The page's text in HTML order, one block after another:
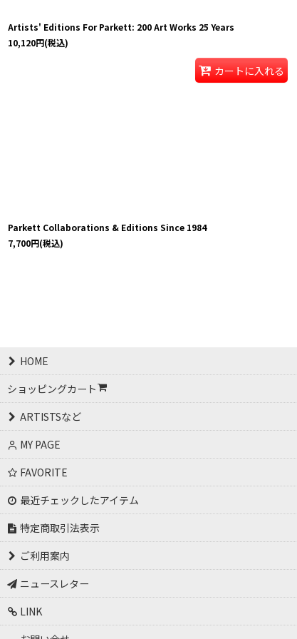
Artists' Editions For Parkett: 200 Art Works 25 Years
10,120円(税込)
カートに入れる
Parkett Collaborations & Editions Since 1984
7,700円(税込)
HOME
ショッピングカート
ARTISTSなど
MY PAGE
FAVORITE
最近チェックしたアイテム
特定商取引法表示
ご利用案内
ニュースレター
LINK